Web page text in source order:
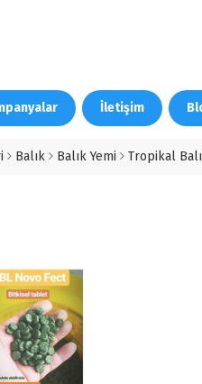
İletişim
Balık Balık Yemi Tropikal